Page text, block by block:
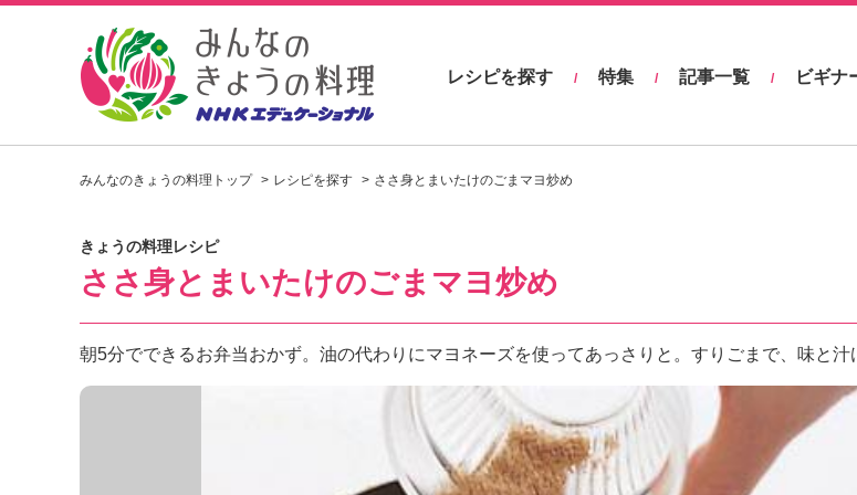
し
ピ
を
見
つ
け
よ
H
レシピを探す / 特集 / 記事一覧 / ビギナ
みんなのきょうの料理トップ レシピを探す ささ身とまいたけのごまマヨ炒め
きょうの料理レシピ
ささ身とまいたけのごまマヨ炒め
朝5分でできるお弁当おかず。油の代わりにマヨネーズを使ってあっさりと。すりごまで、味と汁